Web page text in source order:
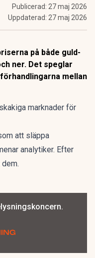
Publicerad: 27 maj 2026
Uppdaterad: 27 maj 2026
på både guld-
ner. Det speglar
mellan
marknader för
att släppa
analytiker. Efter